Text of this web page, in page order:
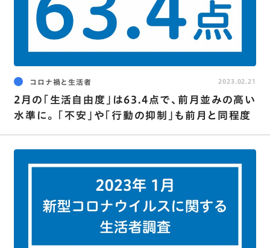
コロナ禍と生活者
2月の｢生活自由度｣は63.4点で､前月並みの高い
水準に｡ ｢不安｣や｢行動の抑制｣も前月と同程度
2023.02.21